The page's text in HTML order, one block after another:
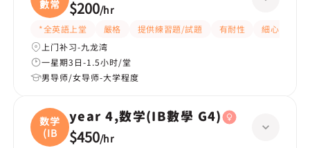
數常 $200/hr
*全英語上堂 嚴格 提供練習題/試題 有耐性 細心
上门补习-九龙湾
一星期3日-1.5小时/堂
男导师/女导师-大学程度
数学
(IB
year 4,数学(IB數學 G4)
$450/hr